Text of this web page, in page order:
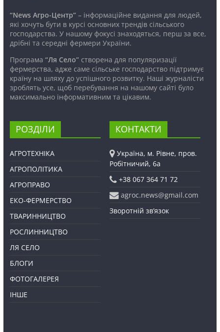
“News Агро-Центр”– інформаційне видання для людей,
які хочуть бути в курсі основних трендів сільського
господарства. У нашому фокусі знаходяться, перш за все,
дрібні та середні фермери України.
Програма “Ля Село”створена для популяризації
фермерства, адже саме сільське господарство підтримує
країну на шляху до успішного розвитку. Наші журналісти
зроблять усе, щоб перебування на нашому сайті було
максимально інформативним та цікавим.
РОЗДІЛИ
АГРОТЕХНІКА
АГРОПОЛІТИКА
АГРОПРАВО
ЕКО-ФЕРМЕРСТВО
ТВАРИННИЦТВО
РОСЛИННИЦТВО
ЛЯ СЕЛО
БЛОГИ
ФОТОГАЛЕРЕЯ
ІНШЕ
КОНТАКТИ
Україна, м. Рівне, пров.
Робітничий, 6а
+38 067 364 71 72
agroc.news@gmail.com
Зворотній зв’язок